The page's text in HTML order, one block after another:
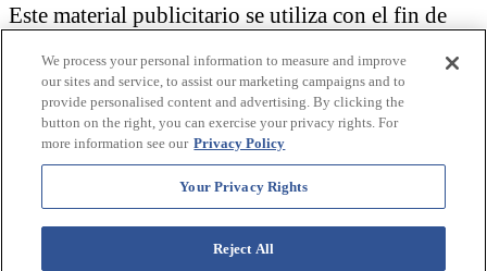
Este material publicitario se utiliza con el fin de
vacacional.
Aviso: las funciones de accesibilidad enumeradas aquí no pretenden
ser una lista exhaustiva o completa de todas las funciones accesibles
de la instalación,
habitaciones y / o comodidades para este Resort específico. Para
obtener información sobre nuestra política de accesibilidad, revise
nuestraPolítica de accesibilidad.
We process your personal information to measure and improve
our sites and service, to assist our marketing campaigns and to
provide personalised content and advertising. By clicking the
button on the right, you can exercise your privacy rights. For
more information see our Privacy Policy
Your Privacy Rights
Reject All